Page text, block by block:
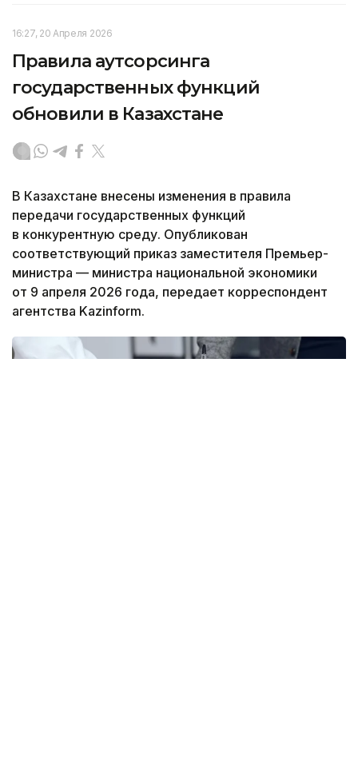
16:27, 20 Апреля 2026
Правила аутсорсинга
государственных функций
обновили в Казахстане
В Казахстане внесены изменения в правила
передачи государственных функций
в конкурентную среду. Опубликован
соответствующий приказ заместителя Премьер-
министра — министра национальной экономики
от 9 апреля 2026 года, передает корреспондент
агентства Kazinform.